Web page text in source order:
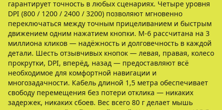
гарантирует точность в любых сценариях. Четыре уровня
DPI (800 / 1200 / 2400 / 3200) позволяют мгновенно
переключаться между точным прицеливанием и быстрым
движением одним нажатием кнопки. M-6 рассчитана на 3
миллиона кликов — надёжность и долговечность в каждой
детали. Шесть отзывчивых кнопок — левая, правая, колесо
прокрутки, DPI, вперёд, назад — предоставляют всё
необходимое для комфортной навигации и
многозадачности. Кабель длиной 1,5 метра обеспечивает
свободу перемещения без потери отклика — никаких
задержек, никаких сбоев. Вес всего 80 г делает мышь